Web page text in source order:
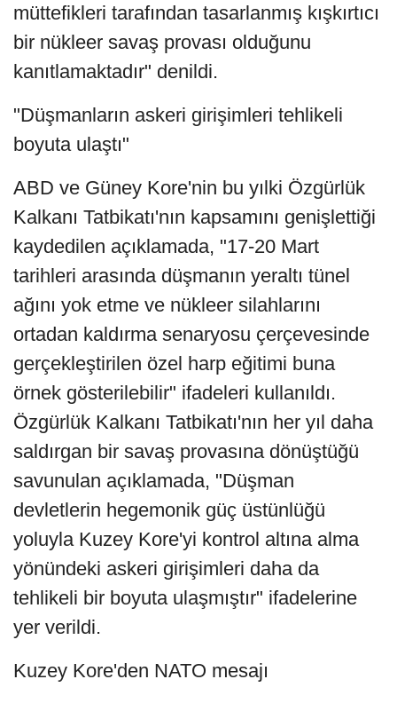
müttefikleri tarafından tasarlanmış kışkırtıcı
bir nükleer savaş provası olduğunu
kanıtlamaktadır" denildi.
"Düşmanların askeri girişimleri tehlikeli
boyuta ulaştı"
ABD ve Güney Kore'nin bu yılki Özgürlük
Kalkanı Tatbikatı'nın kapsamını genişlettiği
kaydedilen açıklamada, "17-20 Mart
tarihleri arasında düşmanın yeraltı tünel
ağını yok etme ve nükleer silahlarını
ortadan kaldırma senaryosu çerçevesinde
gerçekleştirilen özel harp eğitimi buna
örnek gösterilebilir" ifadeleri kullanıldı.
Özgürlük Kalkanı Tatbikatı'nın her yıl daha
saldırgan bir savaş provasına dönüştüğü
savunulan açıklamada, "Düşman
devletlerin hegemonik güç üstünlüğü
yoluyla Kuzey Kore'yi kontrol altına alma
yönündeki askeri girişimleri daha da
tehlikeli bir boyuta ulaşmıştır" ifadelerine
yer verildi.
Kuzey Kore'den NATO mesajı